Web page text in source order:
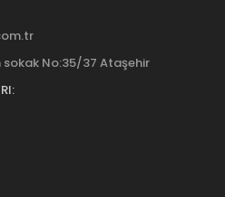
No:35/37 Ataşehir